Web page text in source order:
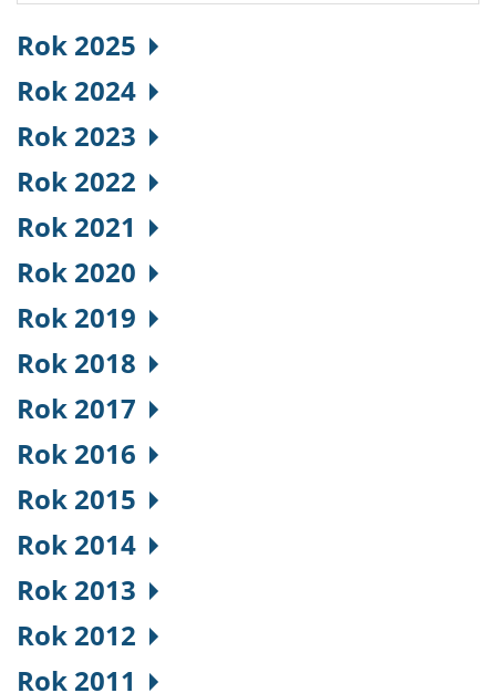
Rok 2025
Rok 2024
Rok 2023
Rok 2022
Rok 2021
Rok 2020
Rok 2019
Rok 2018
Rok 2017
Rok 2016
Rok 2015
Rok 2014
Rok 2013
Rok 2012
Rok 2011